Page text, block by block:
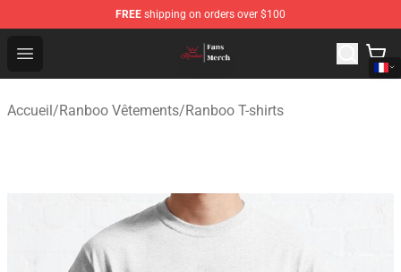
FREE shipping on orders over $100
Open menu
Ranboo Shop - Official Ranboo Merchandise Store
Accueil/Ranboo Vêtements/Ranboo T-shirts